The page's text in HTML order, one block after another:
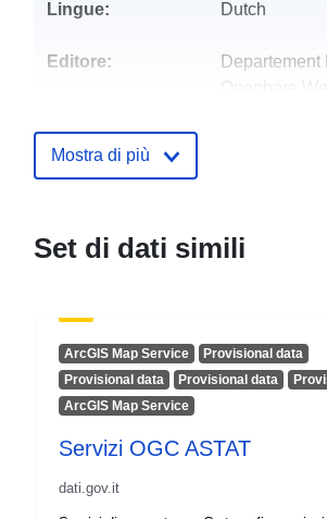
Lingue: Dutch
Editore:
Departement
Openbare
E-mail:
werken/
Registro del
Aggiornato
Mostra di più
Set di dati simili
ArcGIS Map Service
Provisional data
Provisional data
Provisional data
ArcGIS Map Service
Servizi OGC ASTAT
dati.gov.it